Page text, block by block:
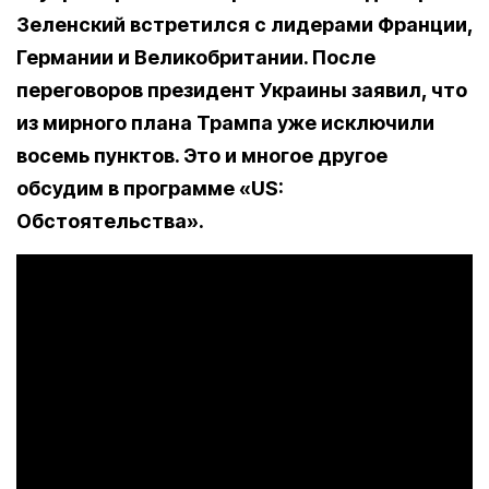
Зеленский встретился с лидерами Франции,
Германии и Великобритании. После
переговоров президент Украины заявил, что
из мирного плана Трампа уже исключили
восемь пунктов. Это и многое другое
обсудим в программе «US:
Обстоятельства».